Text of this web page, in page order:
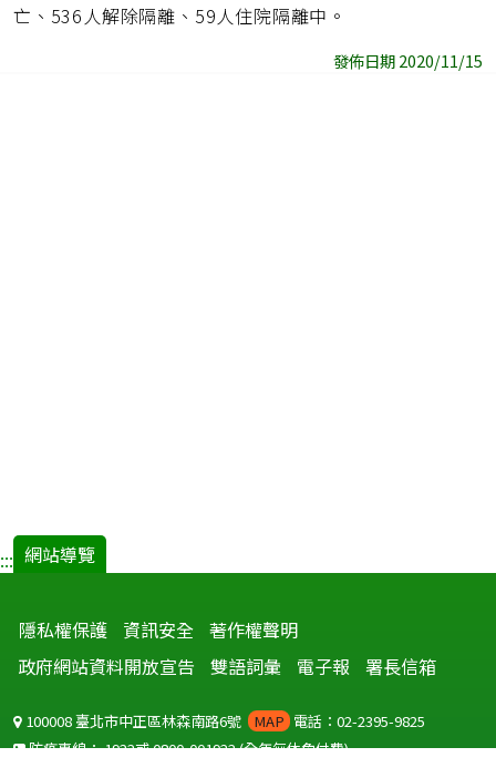
亡、536人解除隔離、59人住院隔離中。
發佈日期 2020/11/15
::: 網站導覽
隱私權保護 資訊安全 著作權聲明
政府網站資料開放宣告
雙語詞彙 電子報 署長信箱
100008 臺北市中正區林森南路6號 MAP 電話：02-2395-9825
防疫專線：1922或0800-001922(全年無休免付費)